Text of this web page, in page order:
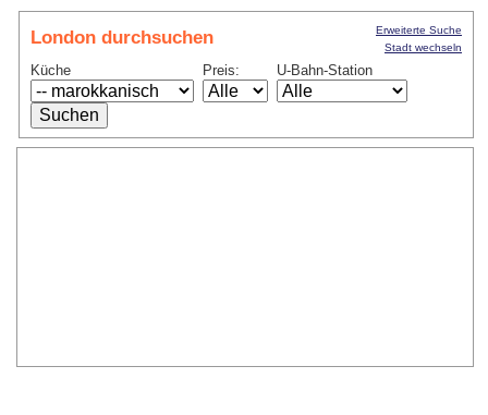
London durchsuchen
Küche Preis: U-Bahn-Station
Erweiterte Suche
Stadt wechseln